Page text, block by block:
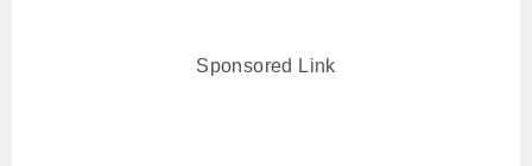
Sponsored Link